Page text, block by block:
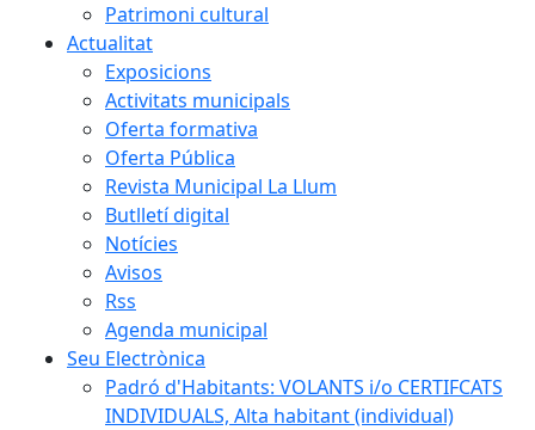
Patrimoni cultural
Actualitat
Exposicions
Activitats municipals
Oferta formativa
Oferta Pública
Revista Municipal La Llum
Butlletí digital
Notícies
Avisos
Rss
Agenda municipal
Seu Electrònica
Padró d'Habitants: VOLANTS i/o CERTIFCATS
INDIVIDUALS, Alta habitant (individual)